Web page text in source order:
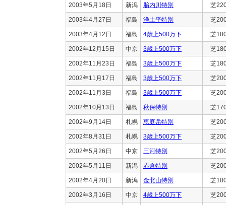
2003年5月18日 新潟 胎内川特別 芝
2003年4月27日 福島 浄土平特別 芝
2003年4月12日 福島 4歳上500万下 芝
2002年12月15日 中京 3歳上500万下 芝
2002年11月23日 福島 3歳上500万下 芝
2002年11月17日 福島 3歳上500万下 芝
2002年11月3日 福島 3歳上500万下 芝
2002年10月13日 福島 秋保特別 芝
2002年9月14日 札幌 恵庭岳特別 芝
2002年8月31日 札幌 3歳上500万下 芝
2002年5月26日 中京 三河特別 芝
2002年5月11日 新潟 赤倉特別 芝
2002年4月20日 新潟 金北山特別 芝
2002年3月16日 中京 4歳上500万下 芝